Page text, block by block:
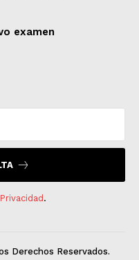
examen
.
Derechos Reservados.